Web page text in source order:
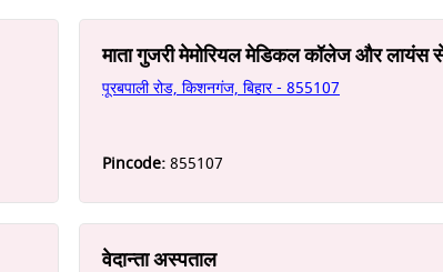
माता गुजरी मेमोरियल मेडिकल कॉलेज और लायंस
पूरबपाली रोड, किशनगंज, बिहार - 855107
Pincode:855107
वेदान्ता अस्पताल